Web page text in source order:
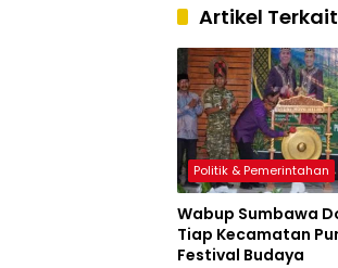
Artikel Terkait
Politik & Pemerintahan
Wabup Sumbawa
Tiap Kecamatan
Festival Budaya